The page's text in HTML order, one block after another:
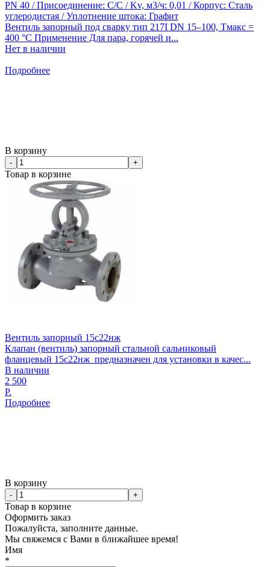
PN 40 / Присоединение: С/С / Kv, м3/ч: 0,01 / Корпус: Сталь
углеродистая / Уплотнение штока: Графит
Вентиль запорный под сварку тип 217I DN 15–100, Тмакс =
400 °С​ Применение Для пара, горячей и...
Нет в наличии
Подробнее
В корзину
- +
Товар в корзине
Вентиль запорный 15с22нж
Клапан (вентиль) запорный стальной сальниковый
фланцевый 15с22нж предназначен для установки в качес...
В наличии
2 500
Р.
Подробнее
В корзину
- +
Товар в корзине
Оформить заказ
Пожалуйста, заполните данные.
Мы свяжемся с Вами в ближайшее время!
Имя
*